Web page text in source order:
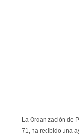
La Organización de
71, ha recibido una